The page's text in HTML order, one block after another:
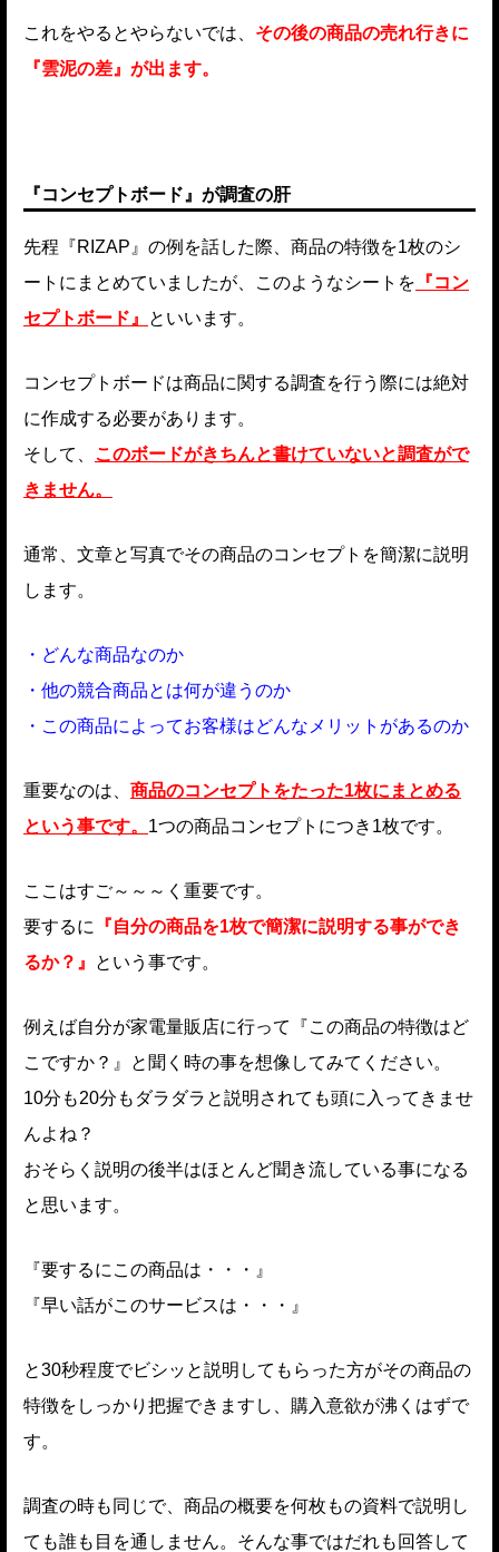
これをやるとやらないでは、 その後の商品の売れ行きに
『雲泥の差』が出ます。
『コンセプトボード』が調査の肝
先程『RIZAP』の例を話した際、商品の特徴を1枚のシ
ートにまとめていましたが、このようなシートを 『コン
セプトボード』
といいます。
コンセプトボードは商品に関する調査を行う際には絶対
に作成する必要があります。
そして、 このボードがきちんと書けていないと調査がで
きません。
通常、文章と写真でその商品のコンセプトを簡潔に説明
します。
・どんな商品なのか
・他の競合商品とは何が違うのか
・この商品によってお客様はどんなメリットがあるのか
重要なのは、 商品のコンセプトをたった1枚にまとめる
という事です。 1つの商品コンセプトにつき1枚です。
ここはすご～～～く重要です。
要するに
『自分の商品を1枚で簡潔に説明する事ができ
るか？』
という事です。
例えば自分が家電量販店に行って『この商品の特徴はど
こですか？』と聞く時の事を想像してみてください。
10分も20分もダラダラと説明されても頭に入ってきませ
んよね？
おそらく説明の後半はほとんど聞き流している事になる
と思います。
『要するにこの商品は・・・』
『早い話がこのサービスは・・・』
と30秒程度でビシッと説明してもらった方がその商品の
特徴をしっかり把握できますし、購入意欲が沸くはずで
す。
調査の時も同じで、商品の概要を何枚もの資料で説明し
ても誰も目を通しません。 そんな事ではだれも回答して